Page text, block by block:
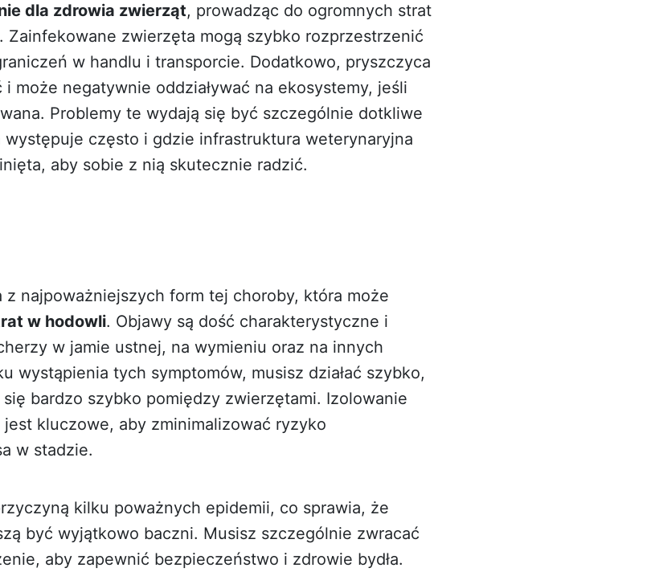
dla zdrowia zwierząt, prowadząc do ogromnych strat
Zainfekowane zwierzęta mogą szybko rozprzestrzenić
w handlu i transporcie. Dodatkowo, pryszczyca
może negatywnie oddziaływać na ekosystemy, jeśli
Problemy te wydają się być szczególnie dotkliwe
często i gdzie infrastruktura weterynaryjna
aby sobie z nią skutecznie radzić.
z najpoważniejszych form tej choroby, która może
w hodowli. Objawy są dość charakterystyczne i
w jamie ustnej, na wymieniu oraz na innych
wystąpienia tych symptomów, musisz działać szybko,
bardzo szybko pomiędzy zwierzętami. Izolowanie
kluczowe, aby zminimalizować ryzyko
w stadzie.
kilku poważnych epidemii, co sprawia, że
być wyjątkowo baczni. Musisz szczególnie zwracać
aby zapewnić bezpieczeństwo i zdrowie bydła.